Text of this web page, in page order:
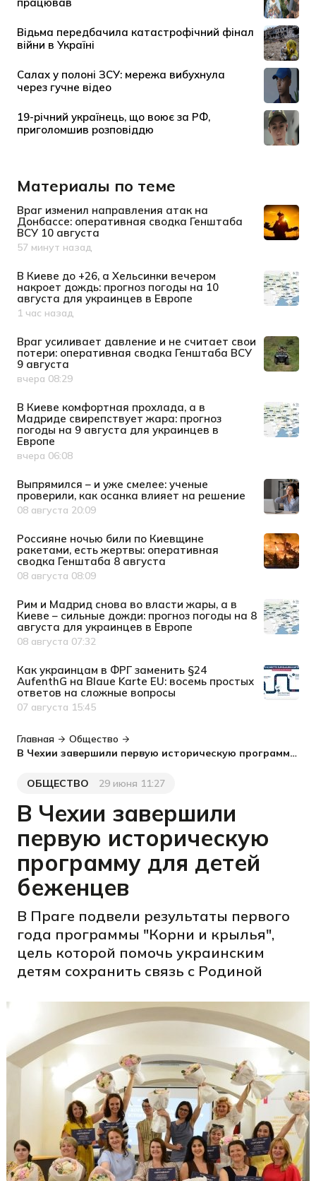
Материалы по теме
Враг изменил направления атак на
Донбассе: оперативная сводка Генштаба
ВСУ 10 августа
Дата публикации
57 минут назад
В Киеве до +26, а Хельсинки вечером
накроет дождь: прогноз погоды на 10
августа для украинцев в Европе
Дата публикации
1 час назад
Враг усиливает давление и не считает свои
потери: оперативная сводка Генштаба ВСУ
9 августа
Дата публикации
вчера 08:29
В Киеве комфортная прохлада, а в
Мадриде свирепствует жара: прогноз
погоды на 9 августа для украинцев в
Европе
Дата публикации
вчера 06:08
Выпрямился – и уже смелее: ученые
проверили, как осанка влияет на решение
Дата публикации
08 августа 20:09
Россияне ночью били по Киевщине
ракетами, есть жертвы: оперативная
сводка Генштаба 8 августа
Дата публикации
08 августа 08:09
Рим и Мадрид снова во власти жары, а в
Киеве – сильные дожди: прогноз погоды на 8
августа для украинцев в Европе
Дата публикации
08 августа 07:32
Как украинцам в ФРГ заменить §24
AufenthG на Blaue Karte EU: восемь простых
ответов на сложные вопросы
Дата публикации
07 августа 15:45
Главная
Общество
В Чехии завершили первую историческую программу для детей беженцев
Категория
ОБЩЕСТВО
Дата публикации
29 июня 11:27
В Чехии завершили
первую историческую
программу для детей
беженцев
В Праге подвели результаты первого
года программы "Корни и крылья",
цель которой помочь украинским
детям сохранить связь с Родиной